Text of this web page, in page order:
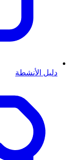
دليل الأنشطة